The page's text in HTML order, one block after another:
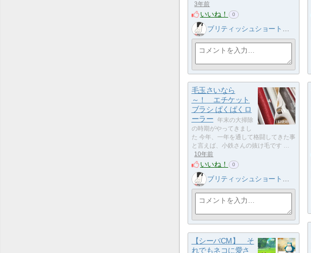
3年前
いいね！ 0
ブリティッシュショートヘア 小鉄
毛玉さいなら
～！ エチケット
ブラシ ぱくぱくロ
ーラー
年末の大掃除
の時期がやってきまし
た 今年、一年を通して格闘してきた事
と言えば、小鉄さんの抜け毛です …
10年前
いいね！ 0
ブリティッシュショートヘア 小鉄
【シーバCM】 そ
れでもネコに愛さ